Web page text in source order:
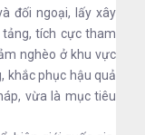
đối ngoại, lấy xây
tích cực tham
nghèo ở khu vực
khắc phục hậu quả
vừa là mục tiêu